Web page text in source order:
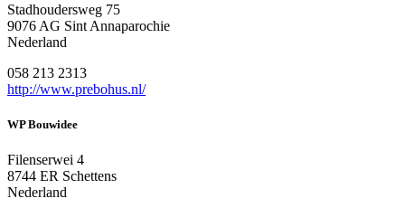
Stadhoudersweg 75
9076 AG Sint Annaparochie
Nederland
058 213 2313
http://www.prebohus.nl/
WP Bouwidee
Filenserwei 4
8744 ER Schettens
Nederland